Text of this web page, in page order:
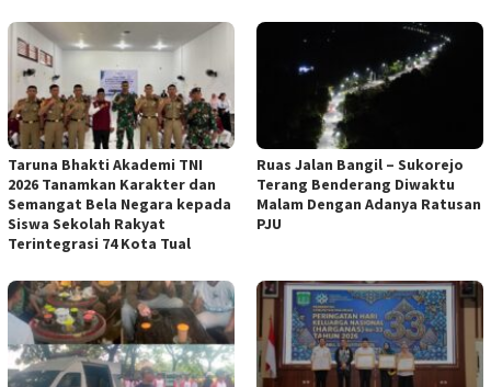
Taruna Bhakti Akademi TNI
2026 Tanamkan Karakter dan
Semangat Bela Negara kepada
Siswa Sekolah Rakyat
Terintegrasi 74 Kota Tual
Ruas Jalan Bangil – Sukorejo
Terang Benderang Diwaktu
Malam Dengan Adanya Ratusan
PJU